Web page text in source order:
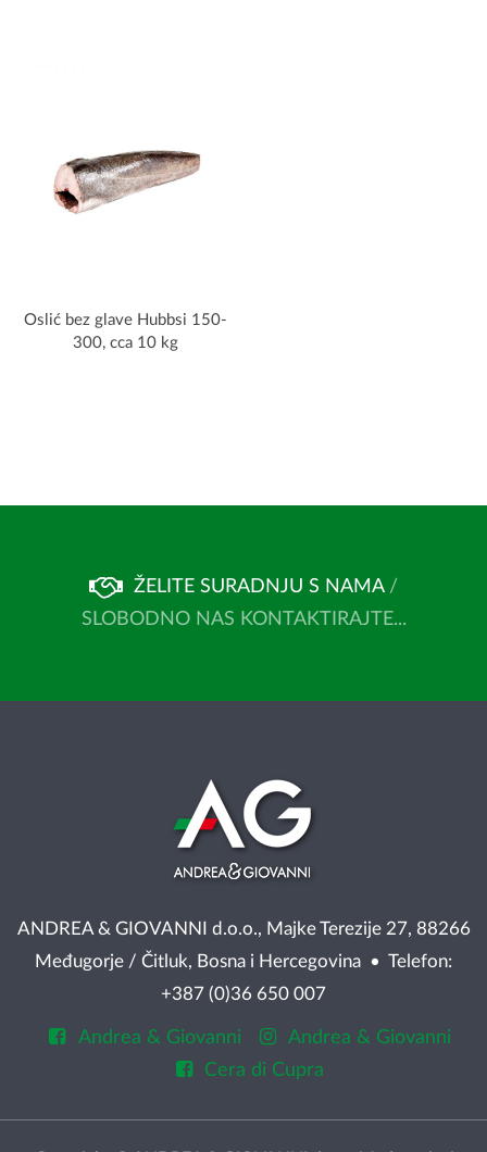
Oslić bez glave Hubbsi 150-
300, cca 10 kg
ŽELITE SURADNJU S NAMA /
SLOBODNO NAS KONTAKTIRAJTE...
ANDREA & GIOVANNI d.o.o., Majke Terezije 27, 88266
Međugorje / Čitluk, Bosna i Hercegovina • Telefon:
+387 (0)36 650 007
Andrea & Giovanni
Andrea & Giovanni
Cera di Cupra